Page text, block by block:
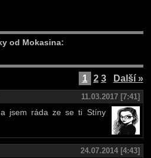
od Mokasina:
1 2 3 Další »
11.03.2017 [7:41]
jsem ráda ze se ti Stíny
24.07.2014 [4:43]